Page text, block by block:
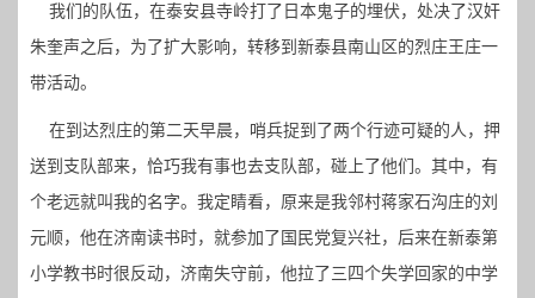
我们的队伍，在泰安县寺岭打了日本鬼子的埋伏，处决了汉奸
朱奎声之后，为了扩大影响，转移到新泰县南山区的烈庄王庄一
带活动。
在到达烈庄的第二天早晨，哨兵捉到了两个行迹可疑的人，押
送到支队部来，恰巧我有事也去支队部，碰上了他们。其中，有
个老远就叫我的名字。我定睛看，原来是我邻村蒋家石沟庄的刘
元顺，他在济南读书时，就参加了国民党复兴社，后来在新泰第
小学教书时很反动，济南失守前，他拉了三四个失学回家的中学